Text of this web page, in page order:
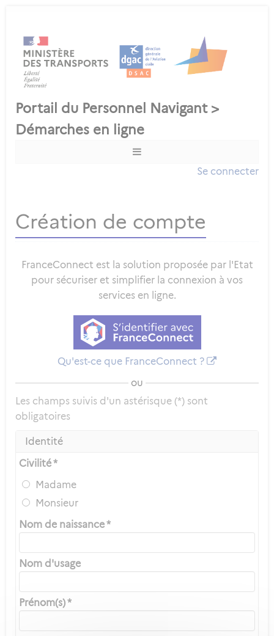
Se connecter
Création de compte
FranceConnect est la solution proposée par l'Etat
pour sécuriser et simplifier la connexion à vos
services en ligne.
Qu'est-ce que FranceConnect ?
ou
Les champs suivis d'un astérisque (*) sont
obligatoires
Identité
Civilité *
Madame
Monsieur
Nom de naissance *
Nom d'usage
Prénom(s) *